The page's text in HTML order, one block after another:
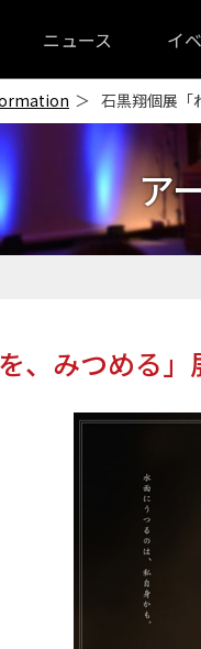
ニュース イ
石黒翔個展「
ア
、みつめる」